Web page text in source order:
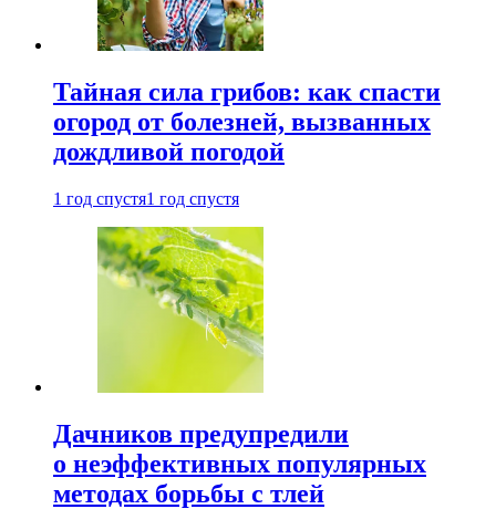
Тайная сила грибов: как спасти
огород от болезней, вызванных
дождливой погодой
1 год спустя1 год спустя
Дачников предупредили
о неэффективных популярных
методах борьбы с тлей